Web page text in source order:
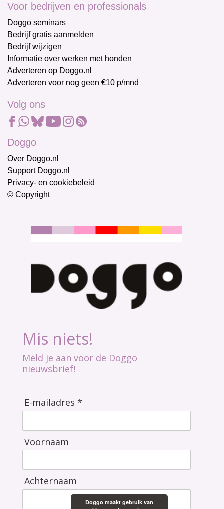
Voor bedrijven en professionals
Doggo seminars
Bedrijf gratis aanmelden
Bedrijf wijzigen
Informatie over werken met honden
Adverteren op Doggo.nl
Adverteren voor nog geen €10 p/mnd
Volg ons
Doggo
Over Doggo.nl
Support Doggo.nl
Privacy- en cookiebeleid
© Copyright
Mis niets!
Meld je aan voor de Doggo
nieuwsbrief!
E-mailadres *
Voornaam
Achternaam
Doggo maakt gebruik van